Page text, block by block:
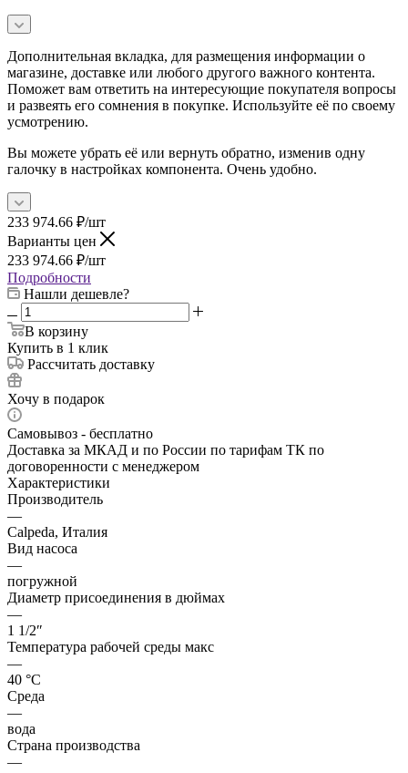
Дополнительная вкладка, для размещения информации о
магазине, доставке или любого другого важного контента.
Поможет вам ответить на интересующие покупателя вопросы
и развеять его сомнения в покупке. Используйте её по своему
усмотрению.
Вы можете убрать её или вернуть обратно, изменив одну
галочку в настройках компонента. Очень удобно.
233 974.66 ₽/шт
Варианты цен
233 974.66 ₽/шт
Подробности
Нашли дешевле?
В корзину
Купить в 1 клик
Рассчитать доставку
Хочу в подарок
Самовывоз - бесплатно
Доставка за МКАД и по России по тарифам ТК по
договоренности с менеджером
Характеристики
Производитель
—
Calpeda, Италия
Вид насоса
—
погружной
Диаметр присоединения в дюймах
—
1 1/2″
Температура рабочей среды макс
—
40 °С
Среда
—
вода
Страна производства
—